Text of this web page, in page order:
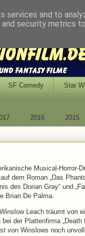
SF Comedy Star
2016 2015
Musical-Horror-
dem Roman „Das
des Dorian Gray“ und
Brian De Palma.
Leach träumt von
der Plattenfirma „Death
von Winslows noch
and to
security metrics